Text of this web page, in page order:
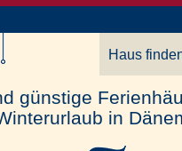
Haus
günstige
in